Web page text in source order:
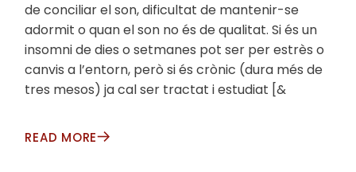
de conciliar el son, dificultat de mantenir-se
adormit o quan el son no és de qualitat. Si és un
insomni de dies o setmanes pot ser per estrès o
canvis a l’entorn, però si és crònic (dura més de
tres mesos) ja cal ser tractat i estudiat [&
READ MORE